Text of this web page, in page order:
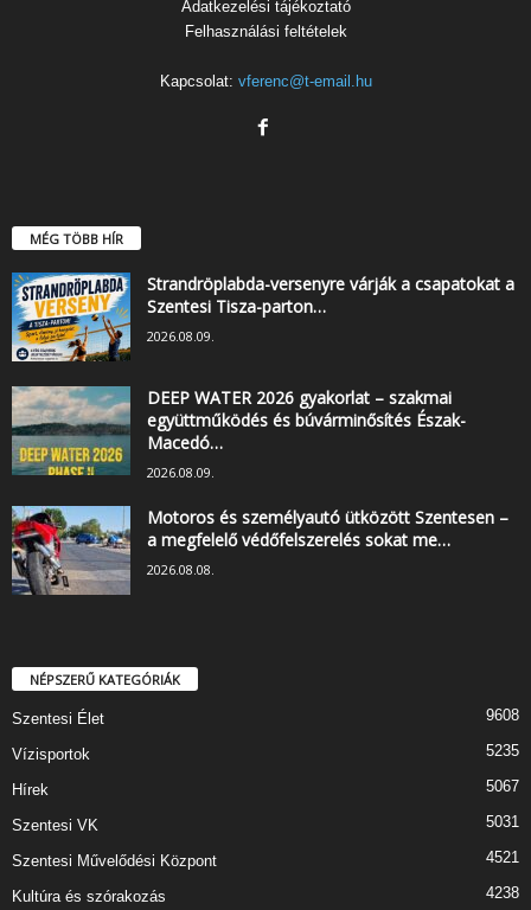
Adatkezelési tájékoztató
Felhasználási feltételek
Kapcsolat: vferenc@t-email.hu
MÉG TÖBB HÍR
Strandröplabda-versenyre várják a csapatokat a
Szentesi Tisza-parton…
2026.08.09.
DEEP WATER 2026 gyakorlat – szakmai
együttműködés és búvárminősítés Észak-
Macedó…
2026.08.09.
Motoros és személyautó ütközött Szentesen –
a megfelelő védőfelszerelés sokat me…
2026.08.08.
NÉPSZERŰ KATEGÓRIÁK
Szentesi Élet 9608
Vízisportok 5235
Hírek 5067
Szentesi VK 5031
Szentesi Művelődési Központ 4521
Kultúra és szórakozás 4238